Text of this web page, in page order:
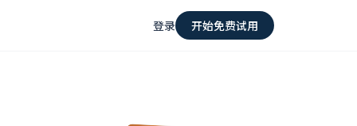
登录 开始免费试用